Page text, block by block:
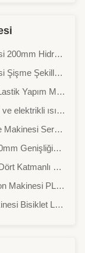
7.5kw Motosiklet Lastiği Yapım Makinesi 200mm Hidrolik Lastik Kürleme Presi
LDH Arka Araba Lastiği Yapma Makinesi Şişme Şekillendirme Lastik Şekillendirme Makinesi
STB Tam Otomatik Bahar Ters Sarma Lastik Yapım Makinesi Motosiklet Lastik Üretimi için
Verimli vulkanizasyon için PLC kontrolü ve elektrikli ısıtma ile 4 katmanlı motosiklet lastiği sertleştirme presleri
PLC Otomatik Motosiklet Lastik Üretme Makinesi Servo Motorlu ve 2 Yıllık Garanti
Katı Lastik İmalatı için 2 Yıl Garantili 650mm Genişliğinde Otomatik Kontrollü Lastik Soğutma Makinesi
Yarım otomatik Elektrik Isıtma Hidrolik Dört Katmanlı Motosiklet Lastik Sertleme Pressi 380V/50Hz Güç ve 220V/380V/Kustomlaştırılmış Voltaj
LLN-800 İç Lastik Kauçuk Vulkanizasyon Makinesi PLC Bisiklet Lastiği Yapma Makinesi
ISO9001 Motosiklet Lastiği Yapma Makinesi Bisiklet Lastiği Vulkanizasyon Makinesi